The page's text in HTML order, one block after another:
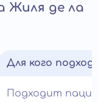
Жиля де ла
Для кого
Подходит